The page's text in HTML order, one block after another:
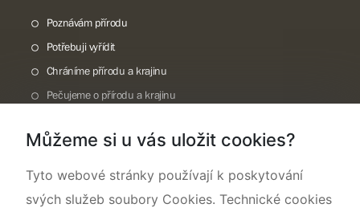
Poznávám přírodu
Potřebuji vyřídit
Chráníme přírodu a krajinu
Pečujeme o přírodu a krajinu
O nás
Můžeme si u vás uložit cookies?
Tyto webové stránky používají k poskytování
svých služeb soubory Cookies. Technické cookies